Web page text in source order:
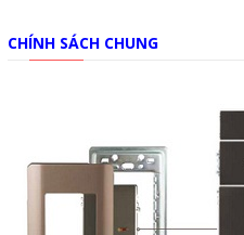
CHÍNH SÁCH CHUNG